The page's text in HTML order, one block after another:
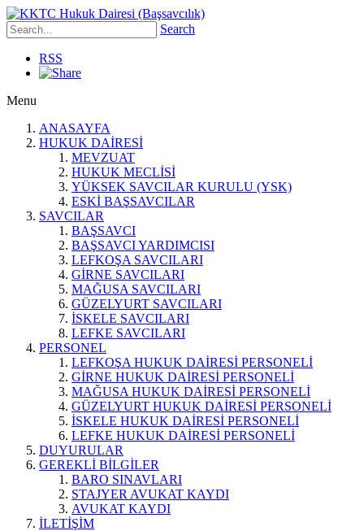
Search
RSS
Menu
ANASAYFA
HUKUK DAİRESİ
MEVZUAT
HUKUK MECLİSİ
YÜKSEK SAVCILAR KURULU (YSK)
ESKİ BAŞSAVCILAR
SAVCILAR
BAŞSAVCI
BAŞSAVCI YARDIMCISI
LEFKOŞA SAVCILARI
GİRNE SAVCILARI
MAĞUSA SAVCILARI
GÜZELYURT SAVCILARI
İSKELE SAVCILARI
LEFKE SAVCILARI
PERSONEL
LEFKOŞA HUKUK DAİRESİ PERSONELİ
GİRNE HUKUK DAİRESİ PERSONELİ
MAĞUSA HUKUK DAİRESİ PERSONELİ
GÜZELYURT HUKUK DAİRESİ PERSONELİ
İSKELE HUKUK DAİRESİ PERSONELİ
LEFKE HUKUK DAİRESİ PERSONELİ
DUYURULAR
GEREKLİ BİLGİLER
BARO SINAVLARI
STAJYER AVUKAT KAYDI
AVUKAT KAYDI
İLETİŞİM